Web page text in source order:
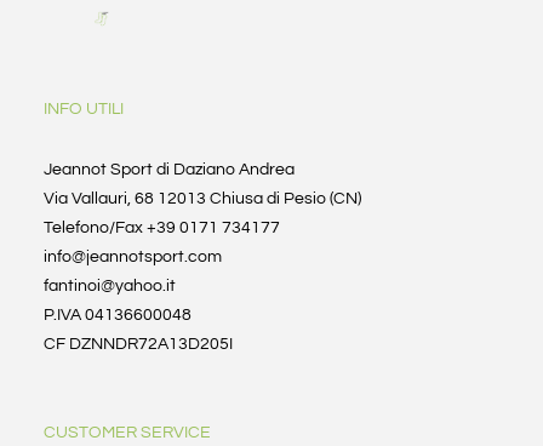
INFO UTILI
Jeannot Sport di Daziano Andrea
Via Vallauri, 68 12013 Chiusa di Pesio (CN)
Telefono/Fax +39 0171 734177
info@jeannotsport.com
fantinoi@yahoo.it
P.IVA 04136600048
CF DZNNDR72A13D205I
CUSTOMER SERVICE